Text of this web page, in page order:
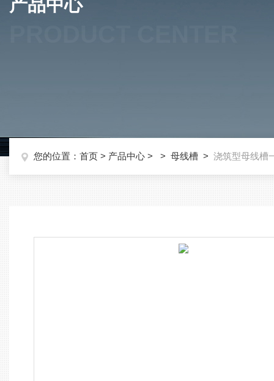
产品中心
您的位置： 首页 > 产品中心 > > 母线槽 > 浇筑型母线槽